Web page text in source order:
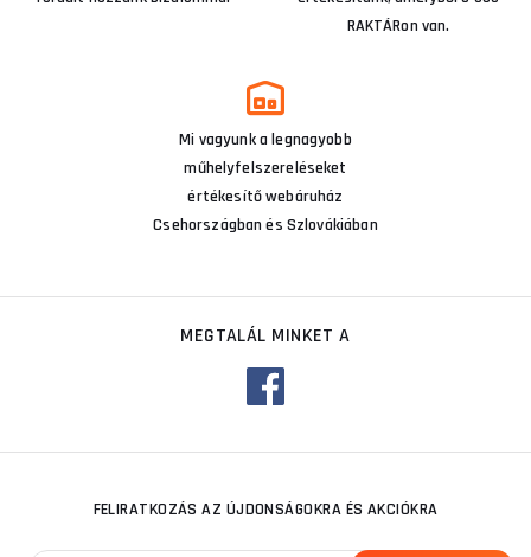
RAKTÁRon van.
Mi vagyunk a legnagyobb
műhelyfelszereléseket
értékesítő webáruház
Csehországban és Szlovákiában
MEGTALÁL MINKET A
FELIRATKOZÁS AZ ÚJDONSÁGOKRA ÉS AKCIÓKRA